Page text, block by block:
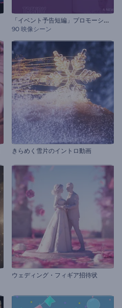
「
イベント予告短編」プロモーションビデオセット
90 映像シーン
きらめく雪片のイントロ動画
ウェディング・フィギア招待状